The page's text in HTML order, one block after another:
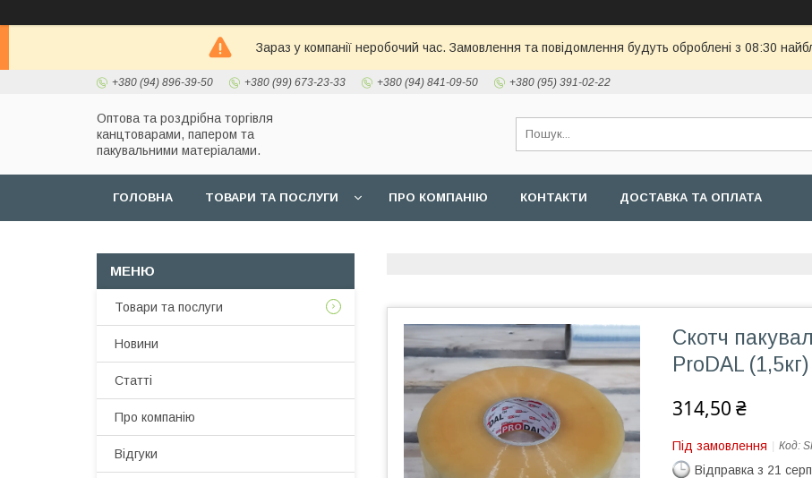
Зараз у компанії неробочий час. Замовлення та повідомлення будуть оброблені з 08:30
+380 (94) 896-39-50 +380 (99) 673-23-33 +380 (94) 841-09-50 +380 (95) 391-02-22
Оптова та роздрібна торгівля
канцтоварами, папером та
пакувальними матеріалами.
ГОЛОВНА ТОВАРИ ТА ПОСЛУГИ ПРО КОМПАНІЮ КОНТАКТИ ДОСТАВКА ТА ОПЛАТА
Скотч
ProDAL (1,5кг)
314,50 ₴
Під замовлення Код:
Відправка з 21
Товари та послуги
Новини
Статті
Про компанію
Відгуки